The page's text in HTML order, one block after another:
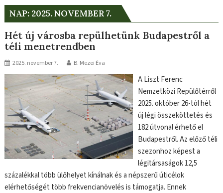
NAP: 2025. NOVEMBER 7.
Hét új városba repülhetünk Budapestről a
téli menetrendben
2025. november 7. B. Mezei Éva
A Liszt Ferenc
Nemzetközi Repülőtérről
2025. október 26-tól hét
új légi összeköttetés és
182 útvonal érhető el
Budapestről. Az előző téli
szezonhoz képest a
légitársaságok 12,5
százalékkal több ülőhelyet kínálnak és a népszerű úticélok
elérhetőségét több frekvencianövelés is támogatja. Ennek